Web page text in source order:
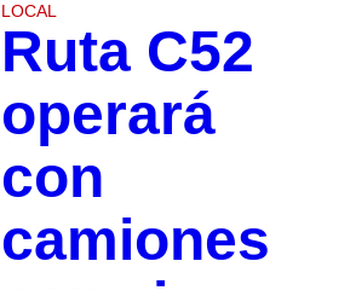
LOCAL
Ruta C52
operará
con
camiones